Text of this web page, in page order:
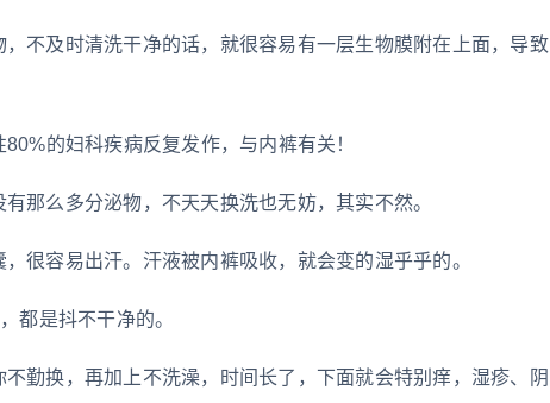
不及时清洗干净的话，就很容易有一层生物膜附在上面，导致
的妇科疾病反复发作，与内裤有关！
那么多分泌物，不天天换洗也无妨，其实不然。
很容易出汗。汗液被内裤吸收，就会变的湿乎乎的。
都是抖不干净的。
勤换，再加上不洗澡，时间长了，下面就会特别痒，湿疹、阴